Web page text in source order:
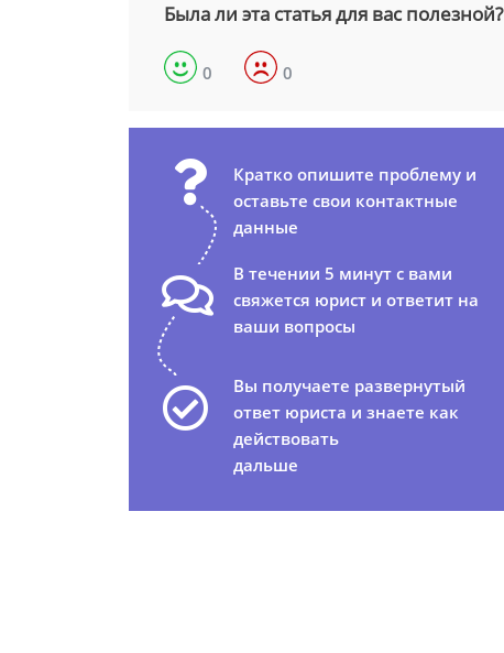
Была ли эта статья для вас полезной?
0 0
Кратко опишите проблему и
оставьте свои контактные
данные
В течении 5 минут с вами
свяжется юрист и ответит на
ваши вопросы
Вы получаете развернутый
ответ юриста и знаете как
действовать
дальше